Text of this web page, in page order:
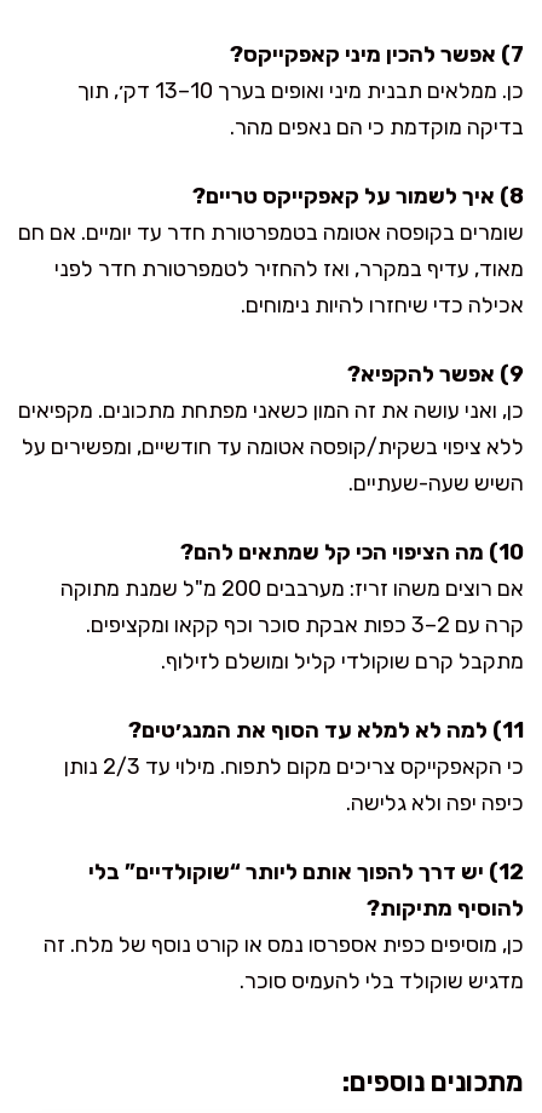
7) אפשר להכין מיני קאפקייקס?
כן. ממלאים תבנית מיני ואופים בערך 10–13 דק׳, תוך
בדיקה מוקדמת כי הם נאפים מהר.
8) איך לשמור על קאפקייקס טריים?
שומרים בקופסה אטומה בטמפרטורת חדר עד יומיים. אם חם
מאוד, עדיף במקרר, ואז להחזיר לטמפרטורת חדר לפני
אכילה כדי שיחזרו להיות נימוחים.
9) אפשר להקפיא?
כן, ואני עושה את זה המון כשאני מפתחת מתכונים. מקפיאים
ללא ציפוי בשקית/קופסה אטומה עד חודשיים, ומפשירים על
השיש שעה-שעתיים.
10) מה הציפוי הכי קל שמתאים להם?
אם רוצים משהו זריז: מערבבים 200 מ"ל שמנת מתוקה
קרה עם 2–3 כפות אבקת סוכר וכף קקאו ומקציפים.
מתקבל קרם שוקולדי קליל ומושלם לזילוף.
11) למה לא למלא עד הסוף את המנג׳טים?
כי הקאפקייקס צריכים מקום לתפוח. מילוי עד 2/3 נותן
כיפה יפה ולא גלישה.
12) יש דרך להפוך אותם ליותר “שוקולדיים” בלי
להוסיף מתיקות?
כן, מוסיפים כפית אספרסו נמס או קורט נוסף של מלח. זה
מדגיש שוקולד בלי להעמיס סוכר.
מתכונים נוספים: